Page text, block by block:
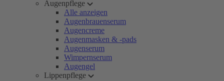
Augenpflege
Alle anzeigen
Augenbrauenserum
Augencreme
Augenmasken & -pads
Augenserum
Wimpernserum
Augengel
Lippenpflege